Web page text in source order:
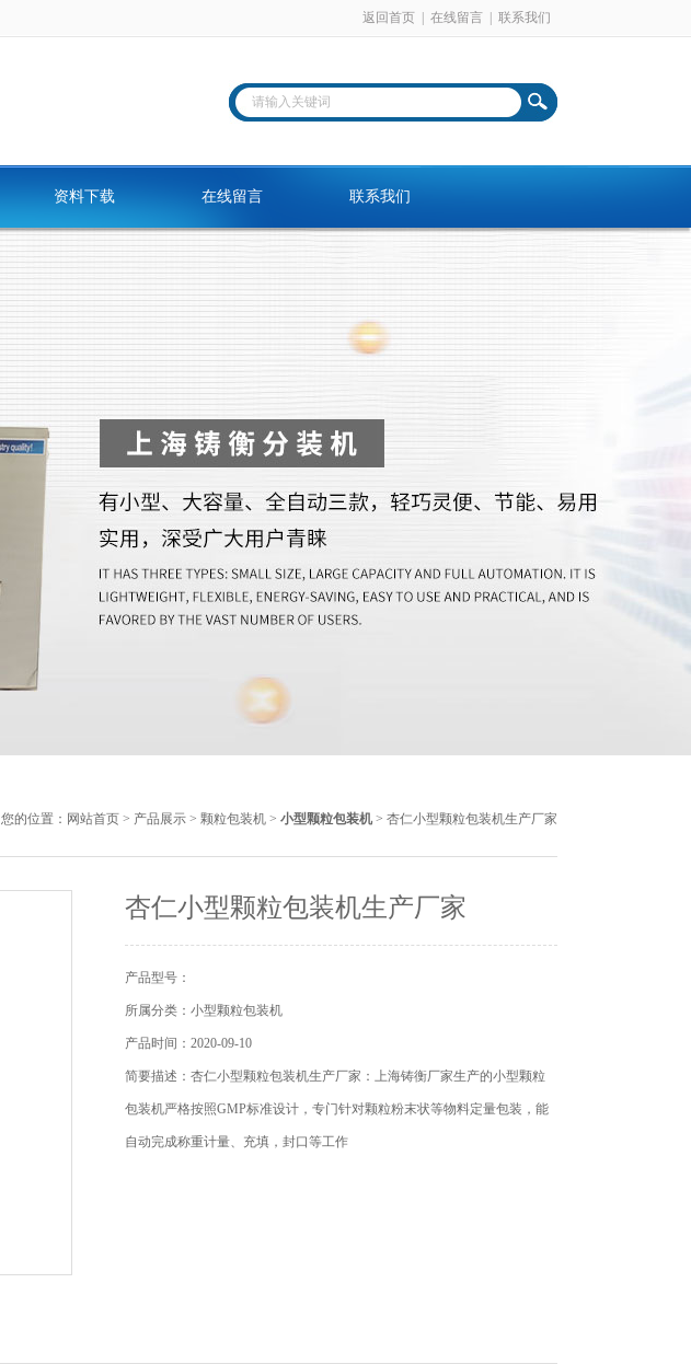
返回首页 在线留言 联系我们
资料下载 在线留言 联系我们
您的位置： 网站首页 > 产品展示 > 颗粒包装机 > 小型颗粒包装机 > 杏仁小型颗粒包装机生产厂家
杏仁小型颗粒包装机生产厂家
产品型号：
所属分类：小型颗粒包装机
产品时间：2020-09-10
简要描述：杏仁小型颗粒包装机生产厂家：上海铸衡厂家生产的小型颗粒
包装机严格按照GMP标准设计，专门针对颗粒粉末状等物料定量包装，能
自动完成称重计量、充填，封口等工作